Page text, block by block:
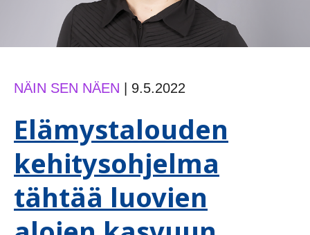
NÄIN SEN NÄEN 9.5.2022
Elämystalouden
kehitysohjelma
tähtää luovien